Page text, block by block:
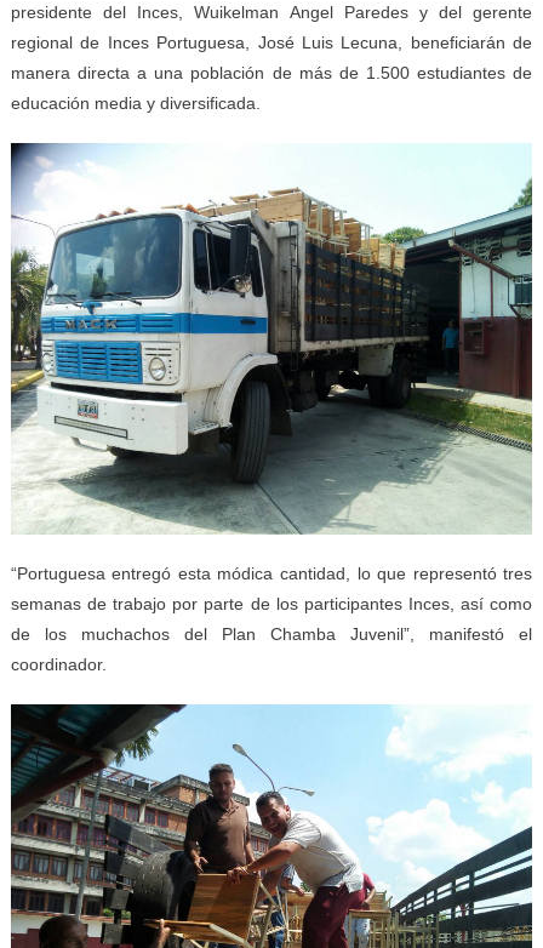
presidente del Inces, Wuikelman Angel Paredes y del gerente
regional de Inces Portuguesa, José Luis Lecuna, beneficiarán de
manera directa a una población de más de 1.500 estudiantes de
educación media y diversificada.
“Portuguesa entregó esta módica cantidad, lo que representó tres
semanas de trabajo por parte de los participantes Inces, así como
de los muchachos del Plan Chamba Juvenil”, manifestó el
coordinador.